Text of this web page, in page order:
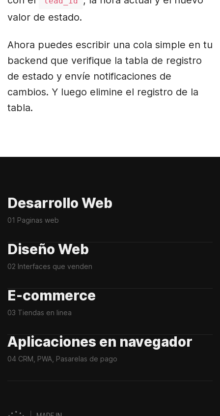
valor de estado.
Ahora puedes escribir una cola simple en tu
backend que verifique la tabla de registro
de estado y envíe notificaciones de
cambios. Y luego elimine el registro de la
tabla.
Desarrollo Web
01 Paginas web
Diseño Web
02 Interfaces que venden
E-commerce
03 Tiendas en linea
Aplicaciones en navegador
04 CRM, PWA, Pasarelas de pago